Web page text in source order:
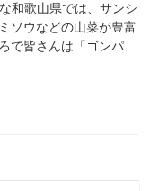
和歌山県では、サンシ
ソウなどの山菜が豊富
で皆さんは「ゴンパ